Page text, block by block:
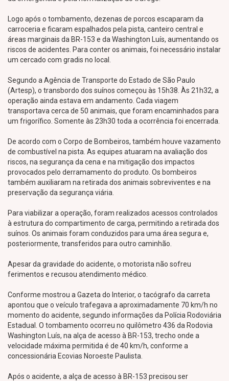
Logo após o tombamento, dezenas de porcos escaparam da
carroceria e ficaram espalhados pela pista, canteiro central e
áreas marginais da BR-153 e da Washington Luís, aumentando os
riscos de acidentes. Para conter os animais, foi necessário instalar
um cercado com gradis no local.
Segundo a Agência de Transporte do Estado de São Paulo
(Artesp), o transbordo dos suínos começou às 15h38. Às 21h32, a
operação ainda estava em andamento. Cada viagem
transportava cerca de 50 animais, que foram encaminhados para
um frigorífico. Somente às 23h30 toda a ocorrência foi encerrada.
De acordo com o Corpo de Bombeiros, também houve vazamento
de combustível na pista. As equipes atuaram na avaliação dos
riscos, na segurança da cena e na mitigação dos impactos
provocados pelo derramamento do produto. Os bombeiros
também auxiliaram na retirada dos animais sobreviventes e na
preservação da segurança viária.
Para viabilizar a operação, foram realizados acessos controlados
à estrutura do compartimento de carga, permitindo a retirada dos
suínos. Os animais foram conduzidos para uma área segura e,
posteriormente, transferidos para outro caminhão.
Apesar da gravidade do acidente, o motorista não sofreu
ferimentos e recusou atendimento médico.
Conforme mostrou a Gazeta do Interior, o tacógrafo da carreta
apontou que o veículo trafegava a aproximadamente 70 km/h no
momento do acidente, segundo informações da Polícia Rodoviária
Estadual. O tombamento ocorreu no quilômetro 436 da Rodovia
Washington Luís, na alça de acesso à BR-153, trecho onde a
velocidade máxima permitida é de 40 km/h, conforme a
concessionária Ecovias Noroeste Paulista.
Após o acidente, a alça de acesso à BR-153 precisou ser